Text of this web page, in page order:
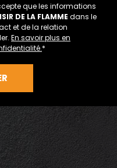
que les informations
DE LA FLAMME dans le
et de la relation
En savoir plus en
*